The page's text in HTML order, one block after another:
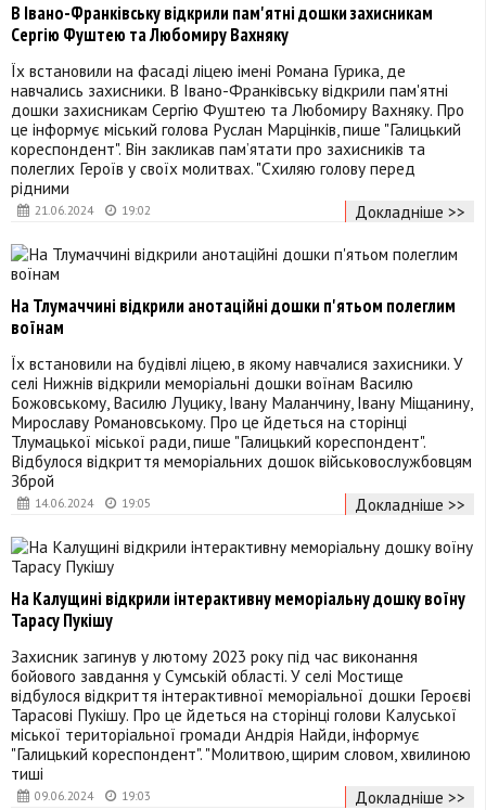
21.06.2024 19:02
В Івано-Франківську відкрили пам'ятні дошки захисникам
Сергію Фуштею та Любомиру Вахняку
Їх встановили на фасаді ліцею імені Романа Гурика, де
навчались захисники. В Івано-Франківську відкрили пам'ятні
дошки захисникам Сергію Фуштею та Любомиру Вахняку. Про
це інформує міський голова Руслан Марцінків, пише "Галицький
кореспондент". Він закликав пам’ятати про захисників та
полеглих Героїв у своїх молитвах. "Схиляю голову перед
рідними
Докладніше >>
14.06.2024 19:05
На Тлумаччині відкрили анотаційні дошки п'ятьом полеглим
воїнам
Їх встановили на будівлі ліцею, в якому навчалися захисники. У
селі Нижнів відкрили меморіальні дошки воїнам Василю
Божовському, Василю Луцику, Івану Маланчину, Івану Міщанину,
Мирославу Романовському. Про це йдеться на сторінці
Тлумацької міської ради, пише "Галицький кореспондент".
Відбулося відкриття меморіальних дошок військовослужбовцям
Зброй
Докладніше >>
09.06.2024 19:03
На Калущині відкрили інтерактивну меморіальну дошку воїну
Тарасу Пукішу
Захисник загинув у лютому 2023 року під час виконання
бойового завдання у Сумській області. У селі Мостище
відбулося відкриття інтерактивної меморіальної дошки Героєві
Тарасові Пукішу. Про це йдеться на сторінці голови Калуської
міської територіальної громади Андрія Найди, інформує
"Галицький кореспондент". "Молитвою, щирим словом, хвилиною
тиші
Докладніше >>